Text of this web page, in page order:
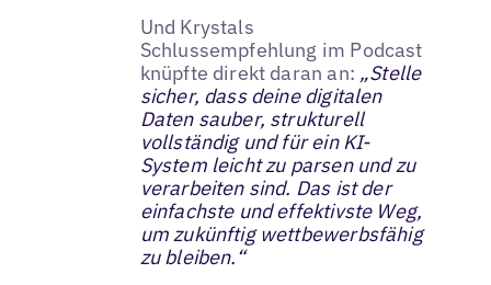
Und Krystals
Schlussempfehlung im Podcast
knüpfte direkt daran an: „Stelle
sicher, dass deine digitalen
Daten sauber, strukturell
vollständig und für ein KI-
System leicht zu parsen und zu
verarbeiten sind. Das ist der
einfachste und effektivste Weg,
um zukünftig wettbewerbsfähig
zu bleiben.“